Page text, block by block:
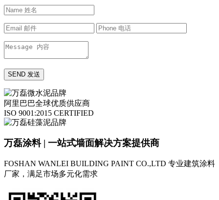
阿里巴巴全球优质供应商
ISO 9001:2015 CERTIFIED
万磊涂料 | 一站式墙面解决方案提供商
FOSHAN WANLEI BUILDING PAINT CO.,LTD 专业建筑涂料
厂家，满足市场多元化需求